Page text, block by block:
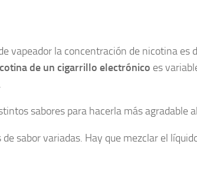
vapeador la concentración de nicotina es
de un cigarrillo electrónico es
sabores para hacerla más agradable
sabor variadas. Hay que mezclar el